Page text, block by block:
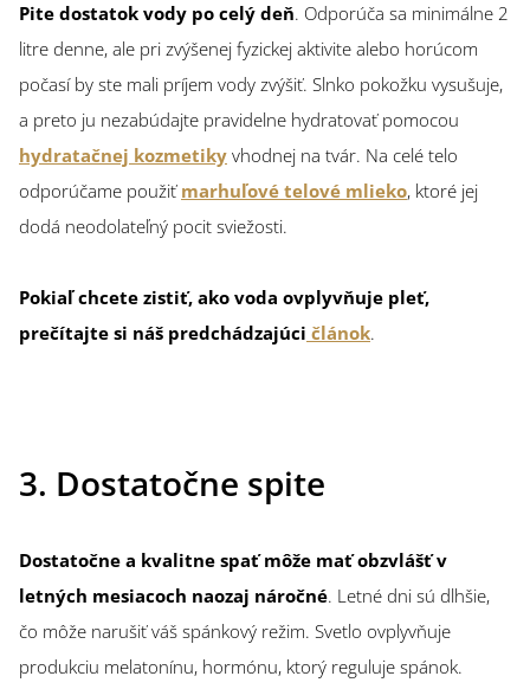
Pite dostatok vody po celý deň. Odporúča sa minimálne 2
litre denne, ale pri zvýšenej fyzickej aktivite alebo horúcom
počasí by ste mali príjem vody zvýšiť. Slnko pokožku vysušuje,
a preto ju nezabúdajte pravidelne hydratovať pomocou
hydratačnej kozmetiky vhodnej na tvár. Na celé telo
odporúčame použiť marhuľové telové mlieko, ktoré jej
dodá neodolateľný pocit sviežosti.
Pokiaľ chcete zistiť, ako voda ovplyvňuje pleť,
prečítajte si náš predchádzajúci článok.
3. Dostatočne spite
Dostatočne a kvalitne spať môže mať obzvlášť v
letných mesiacoch naozaj náročné. Letné dni sú dlhšie,
čo môže narušiť váš spánkový režim. Svetlo ovplyvňuje
produkciu melatonínu, hormónu, ktorý reguluje spánok.